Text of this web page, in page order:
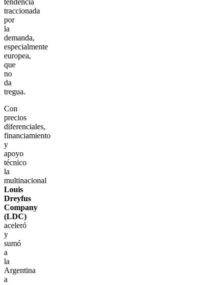
tendencia
traccionada
por
la
demanda,
especialmente
europea,
que
no
da
tregua.
Con
precios
diferenciales,
financiamiento
y
apoyo
técnico
la
multinacional
Louis
Dreyfus
Company
(LDC)
aceleró
y
sumó
a
la
Argentina
a